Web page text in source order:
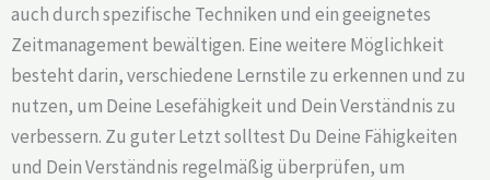
auch durch spezifische Techniken und ein geeignetes
Zeitmanagement bewältigen. Eine weitere Möglichkeit
besteht darin, verschiedene Lernstile zu erkennen und zu
nutzen, um Deine Lesefähigkeit und Dein Verständnis zu
verbessern. Zu guter Letzt solltest Du Deine Fähigkeiten
und Dein Verständnis regelmäßig überprüfen, um